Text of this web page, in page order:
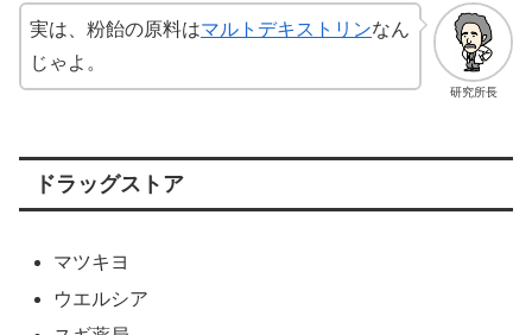
研究所長
実は、粉飴の原料はマルトデキストリンなん
じゃよ。
ドラッグストア
マツキヨ
ウエルシア